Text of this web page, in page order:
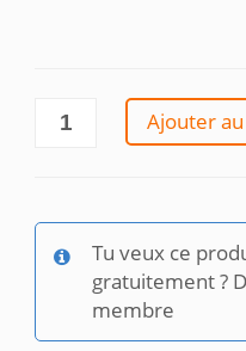
quantité
et
compte
Ajouter
Tu veux ce
gratuitement ?
membre